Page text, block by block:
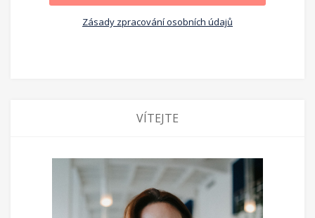
Zásady zpracování osobních údajů
VÍTEJTE